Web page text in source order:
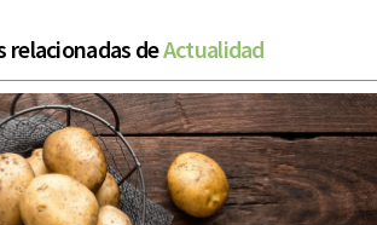
relacionadas deActualidad